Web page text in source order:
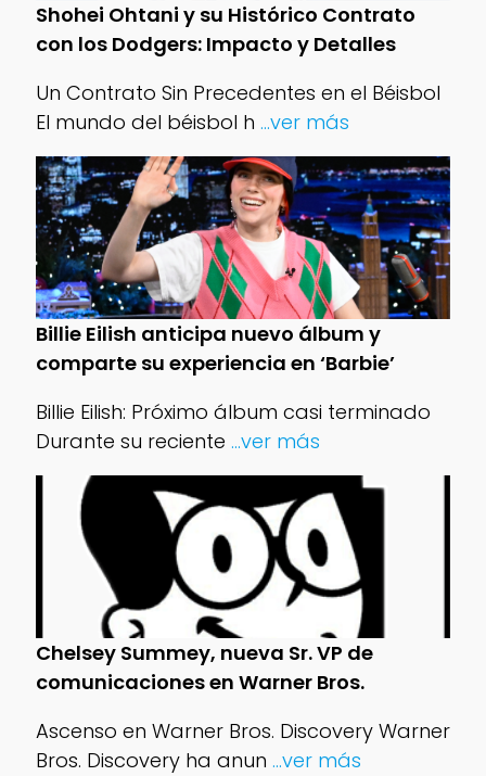
Shohei Ohtani y su Histórico Contrato
con los Dodgers: Impacto y Detalles
Un Contrato Sin Precedentes en el Béisbol
El mundo del béisbol h ...ver más
Billie Eilish anticipa nuevo álbum y
comparte su experiencia en ‘Barbie’
Billie Eilish: Próximo álbum casi terminado
Durante su reciente ...ver más
Chelsey Summey, nueva Sr. VP de
comunicaciones en Warner Bros.
Ascenso en Warner Bros. Discovery Warner
Bros. Discovery ha anun ...ver más